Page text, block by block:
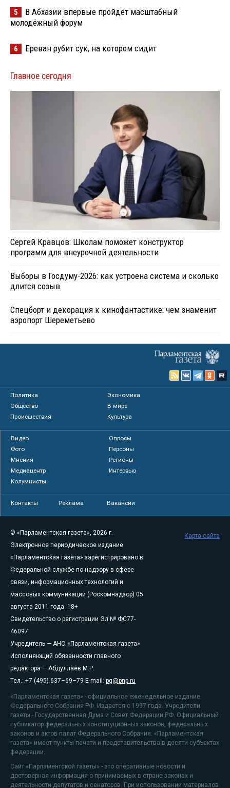
5
В Абхазии впервые пройдёт масштабный
молодёжный форум
6 Ереван рубит сук, на котором сидит
Главное сегодня
Сергей Кравцов: Школам поможет конструктор
программ для внеурочной деятельности
Выборы в Госдуму-2026: как устроена система и сколько
длится созыв
Спецборт и декорация к кинофантастике: чем знаменит
аэропорт Шереметьево
Политика
Экономика
Общество
В мире
Происшествия
Культура
Видео
Опросы
Фото
Персоны
Мнения
Регионы
Медиацентр
Интервью
Колумнисты
Контакты Реклама Вакансии
© «Парламентская газета», 2026 г.
Электронное периодическое издание
«Парламентская газета» зарегистрировано в
Федеральной службе по надзору в сфере
связи, информационных технологий и
массовых коммуникаций (Роскомнадзор) 05
августа 2011 года. 18+
Свидетельство о регистрации Эл № ФС77-
46097
Учредитель — АНО «Парламентская газета»
Исполняющий обязанности главного
редактора — Абдуллаев М.Р.
Тел.: +7 (495) 637–69–79 E-mail: pg@pnp.ru
«Парламентская газета» - официальное еженедельное издание
Федерального Собрания РФ. Издается с 1997 года. Учредители
газеты - Государственная Дума и Совет Федерации РФ. Официальный
публикатор федеральных конституционных законов, федеральных
законов и актов палат Федерального Собрания. «Парламентская
газета» имеет пункты печати и представительства в десяти субъектах
федерации.
Сайт «Парламентской газеты» - это оперативные новости и
достоверная информация о принимаемых в стране законах и
деятельности депутатов и сенаторов. При использовании материалов
Карта сайта